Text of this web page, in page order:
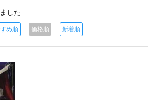
した
め順 価格順 新着順